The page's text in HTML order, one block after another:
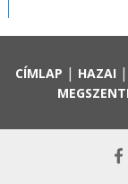
CÍMLAP | HAZAI |